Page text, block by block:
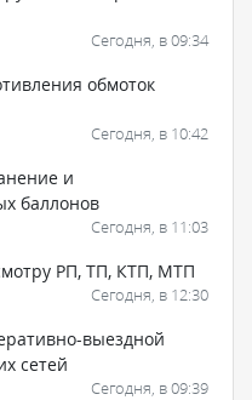
Сегодня, в 09:34
обмоток
Сегодня, в 10:42
и
баллонов
Сегодня, в 11:03
РП, ТП, КТП, МТП
Сегодня, в 12:30
выездной
сетей
Сегодня, в 09:39